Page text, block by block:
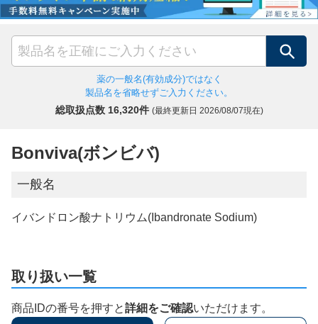
検索
薬の一般名(有効成分)ではなく
製品名を省略せずご入力ください。
総取扱点数 16,320件 (最終更新日 2026/08/07現在)
Bonviva(ボンビバ)
一般名
イバンドロン酸ナトリウム(Ibandronate Sodium)
取り扱い一覧
商品IDの番号を押すと詳細をご確認いただけます。